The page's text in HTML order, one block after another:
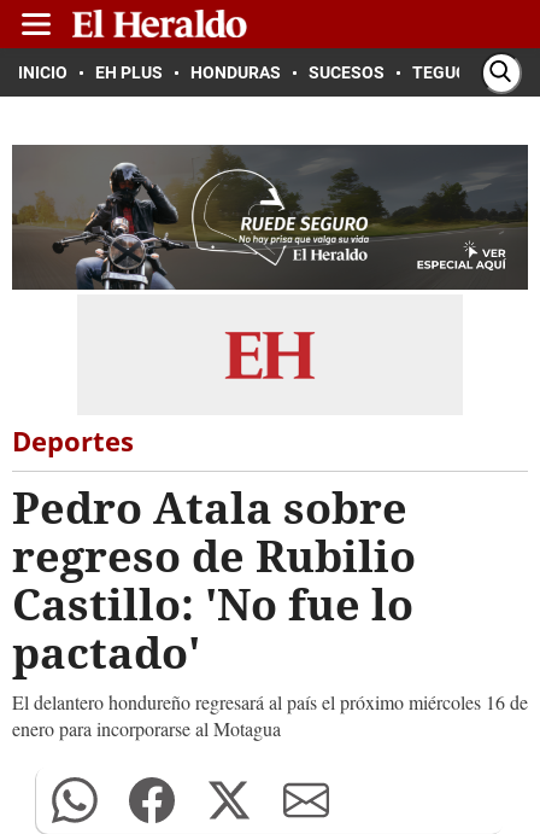
INICIO EH PLUS HONDURAS SUCESOS TEGUCIGALPA
Deportes
Pedro Atala sobre
regreso de Rubilio
Castillo: 'No fue lo
pactado'
El delantero hondureño regresará al país el próximo miércoles 16 de
enero para incorporarse al Motagua